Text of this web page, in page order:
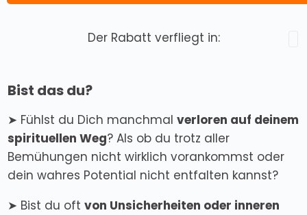
Der Rabatt verfliegt in:
Bist das du?
➤ Fühlst du Dich manchmal verloren auf deinem
spirituellen Weg? Als ob du trotz aller
Bemühungen nicht wirklich vorankommst oder
dein wahres Potential nicht entfalten kannst?
➤ Bist du oft von Unsicherheiten oder inneren